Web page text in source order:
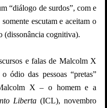
“diálogo de surdos”, com e
escutam e aceitam o
(dissonância cognitiva).
e falas de Malcolm X
ódio das pessoas “pretas”
X – o homem e a
Liberta (ICL), novembro